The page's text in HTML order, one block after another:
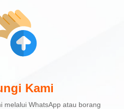
Kami
melalui WhatsApp atau borang